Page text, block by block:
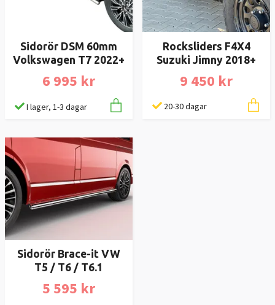
Sidorör DSM 60mm
Volkswagen T7 2022+
6 995 kr
I lager, 1-3 dagar
Rocksliders F4X4
Suzuki Jimny 2018+
9 450 kr
20-30 dagar
Sidorör Brace-it VW
T5 / T6 / T6.1
5 595 kr